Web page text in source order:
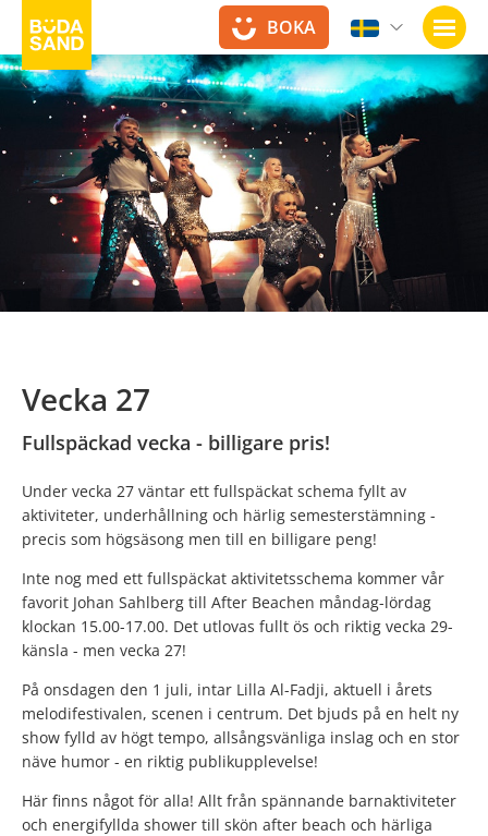
BOKA
Vecka 27
Fullspäckad vecka - billigare pris!
Under vecka 27 väntar ett fullspäckat schema fyllt av
aktiviteter, underhållning och härlig semesterstämning -
precis som högsäsong men till en billigare peng!
Inte nog med ett fullspäckat aktivitetsschema kommer vår
favorit Johan Sahlberg till After Beachen måndag-lördag
klockan 15.00-17.00. Det utlovas fullt ös och riktig vecka 29-
känsla - men vecka 27!
På onsdagen den 1 juli, intar Lilla Al-Fadji, aktuell i årets
melodifestivalen, scenen i centrum. Det bjuds på en helt ny
show fylld av högt tempo, allsångsvänliga inslag och en stor
näve humor - en riktig publikupplevelse!
Här finns något för alla! Allt från spännande barnaktiviteter
och energifyllda shower till skön after beach och härliga